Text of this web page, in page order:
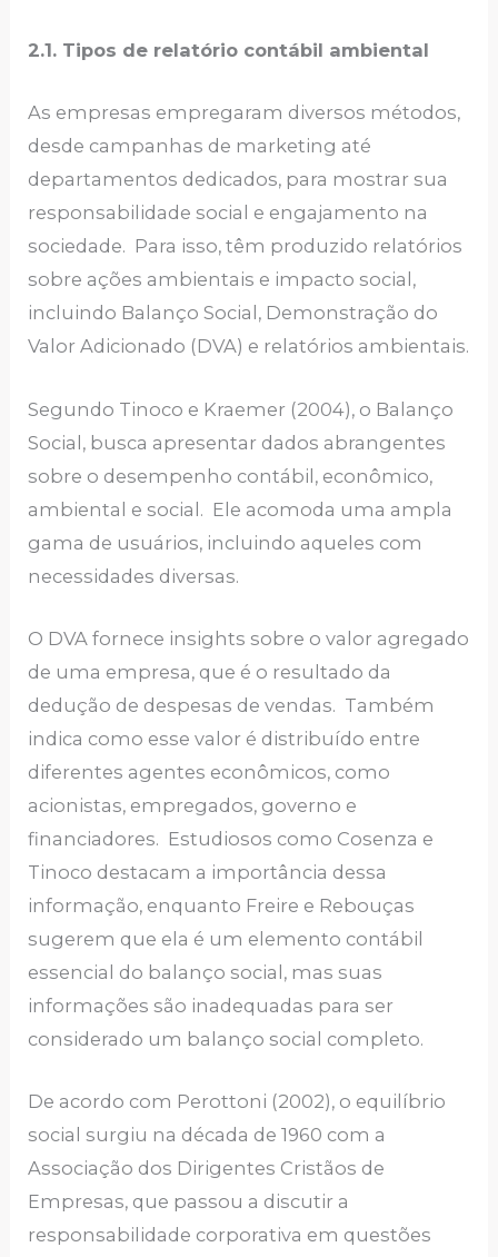
2.1. Tipos de relatório contábil ambiental
As empresas empregaram diversos métodos,
desde campanhas de marketing até
departamentos dedicados, para mostrar sua
responsabilidade social e engajamento na
sociedade. Para isso, têm produzido relatórios
sobre ações ambientais e impacto social,
incluindo Balanço Social, Demonstração do
Valor Adicionado (DVA) e relatórios ambientais.
Segundo Tinoco e Kraemer (2004), o Balanço
Social, busca apresentar dados abrangentes
sobre o desempenho contábil, econômico,
ambiental e social. Ele acomoda uma ampla
gama de usuários, incluindo aqueles com
necessidades diversas.
O DVA fornece insights sobre o valor agregado
de uma empresa, que é o resultado da
dedução de despesas de vendas. Também
indica como esse valor é distribuído entre
diferentes agentes econômicos, como
acionistas, empregados, governo e
financiadores. Estudiosos como Cosenza e
Tinoco destacam a importância dessa
informação, enquanto Freire e Rebouças
sugerem que ela é um elemento contábil
essencial do balanço social, mas suas
informações são inadequadas para ser
considerado um balanço social completo.
De acordo com Perottoni (2002), o equilíbrio
social surgiu na década de 1960 com a
Associação dos Dirigentes Cristãos de
Empresas, que passou a discutir a
responsabilidade corporativa em questões